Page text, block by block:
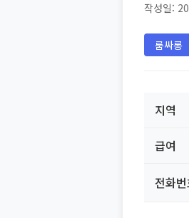
작성일:
룸싸롱
지역
급여
전화